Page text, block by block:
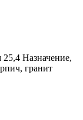
Назначение,
гранит